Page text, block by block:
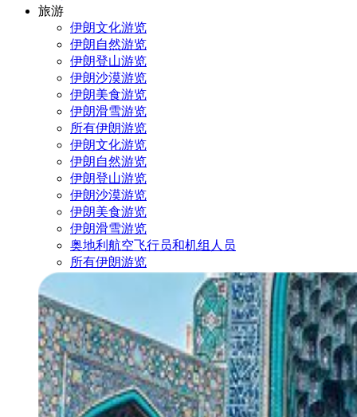
旅游
伊朗文化游览
伊朗自然游览
伊朗登山游览
伊朗沙漠游览
伊朗美食游览
伊朗滑雪游览
所有伊朗游览
伊朗文化游览
伊朗自然游览
伊朗登山游览
伊朗沙漠游览
伊朗美食游览
伊朗滑雪游览
奥地利航空飞行员和机组人员
所有伊朗游览